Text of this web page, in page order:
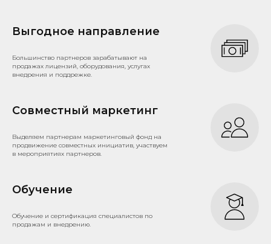
Выгодное направление
Большинство партнеров зарабатывают на
продажах лицензий, оборудования, услугах
внедрения и поддрежке.
Совместный маркетинг
Выделяем партнерам маркетинговый фонд на
продвижение совместных инициатив, участвуем
в мероприятиях партнеров.
Обучение
Обучение и сертификация специалистов по
продажам и внедрению.